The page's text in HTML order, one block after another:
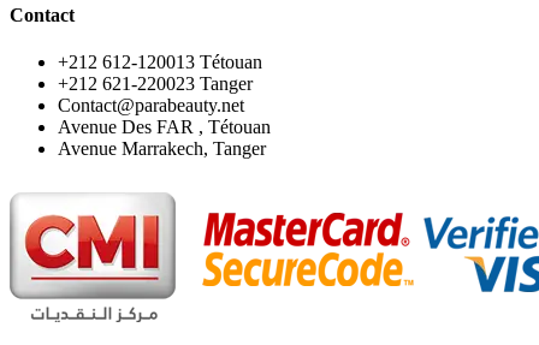
Contact
‪+212 612-120013 Tétouan
‪+212 621-220023 Tanger
Contact@parabeauty.net
Avenue Des FAR , Tétouan
Avenue Marrakech, Tanger